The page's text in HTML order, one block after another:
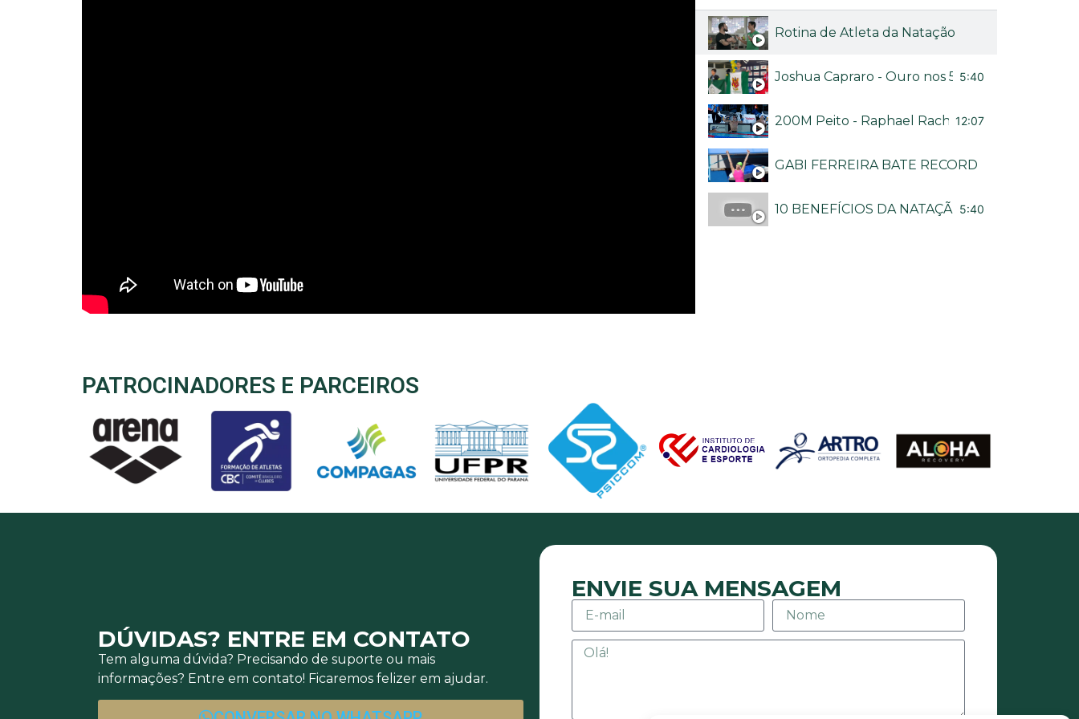
Rotina de Atleta da Natação
Joshua Capraro - Ouro nos 50M livre no
5:40
200M Peito - Raphael Rached no Troféu Brasil
12:07
GABI FERREIRA BATE RECORDE BRASILEIRO
10 BENEFÍCIOS DA NATAÇÃO - CANAL NADA
5:40
PATROCINADORES E PARCEIROS
DÚVIDAS? ENTRE EM CONTATO
Tem alguma dúvida? Precisando de suporte ou mais
informações? Entre em contato! Ficaremos felizer em ajudar.
ENVIE SUA MENSAGEM